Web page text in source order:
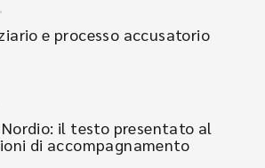
e processo accusatorio
Nordio: il testo presentato al
di accompagnamento